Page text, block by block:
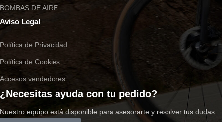
BOMBAS DE AIRE
Aviso Legal
Política de Privacidad
Política de Cookies
Accesos vendedores
¿Necesitas ayuda con tu pedido?
Nuestro equipo está disponible para asesorarte y resolver tus dudas.